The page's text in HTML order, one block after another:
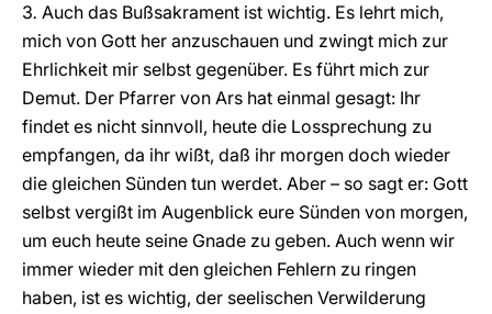
3. Auch das Bußsakrament ist wichtig. Es lehrt mich,
mich von Gott her anzuschauen und zwingt mich zur
Ehrlichkeit mir selbst gegenüber. Es führt mich zur
Demut. Der Pfarrer von Ars hat einmal gesagt: Ihr
findet es nicht sinnvoll, heute die Lossprechung zu
empfangen, da ihr wißt, daß ihr morgen doch wieder
die gleichen Sünden tun werdet. Aber – so sagt er: Gott
selbst vergißt im Augenblick eure Sünden von morgen,
um euch heute seine Gnade zu geben. Auch wenn wir
immer wieder mit den gleichen Fehlern zu ringen
haben, ist es wichtig, der seelischen Verwilderung